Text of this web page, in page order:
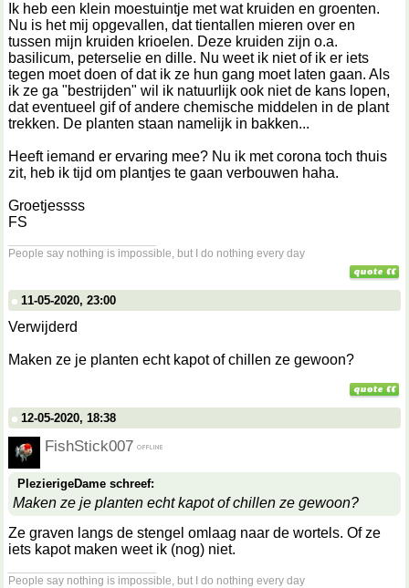
Ik heb een klein moestuintje met wat kruiden en groenten.
Nu is het mij opgevallen, dat tientallen mieren over en
tussen mijn kruiden krioelen. Deze kruiden zijn o.a.
basilicum, peterselie en dille. Nu weet ik niet of ik er iets
tegen moet doen of dat ik ze hun gang moet laten gaan. Als
ik ze ga "bestrijden" wil ik natuurlijk ook niet de kans lopen,
dat eventueel gif of andere chemische middelen in de plant
trekken. De planten staan namelijk in bakken...
Heeft iemand er ervaring mee? Nu ik met corona toch thuis
zit, heb ik tijd om plantjes te gaan verbouwen haha.
Groetjessss
FS
People say nothing is impossible, but I do nothing every day
11-05-2020, 23:00
Verwijderd
Maken ze je planten echt kapot of chillen ze gewoon?
12-05-2020, 18:38
FishStick007
PlezierigeDame schreef:
Maken ze je planten echt kapot of chillen ze gewoon?
Ze graven langs de stengel omlaag naar de wortels. Of ze
iets kapot maken weet ik (nog) niet.
People say nothing is impossible, but I do nothing every day